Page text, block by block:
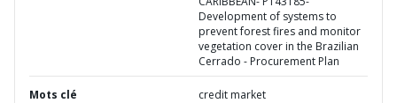
Development of systems to
prevent forest fires and monitor
vegetation cover in the Brazilian
Cerrado - Procurement Plan
Mots clé credit market